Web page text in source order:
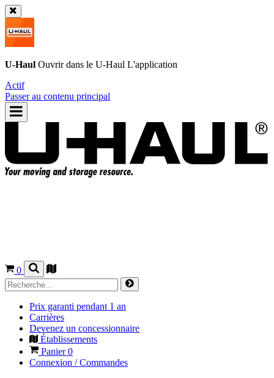
U-Haul Ouvrir dans le U-Haul L'application
Actif
Passer au contenu principal
0
Prix garanti pendant 1 an
Carrières
Devenez un concessionnaire
Établissements
Panier0
Connexion / Commandes